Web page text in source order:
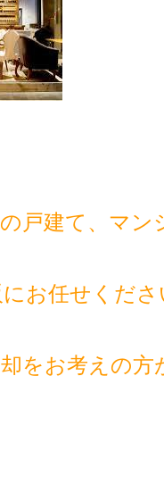
戸建て、マ
お任せくだ
をお考えの